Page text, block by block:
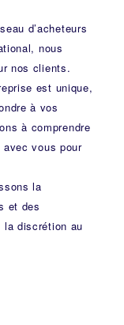
d’acheteurs
nous
nos clients.
est unique,
à vos
à comprendre
vous pour
la
et des
la discrétion au